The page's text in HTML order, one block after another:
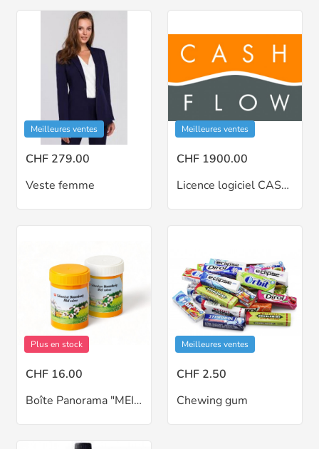
Meilleures ventes
CHF 279.00
Veste femme
Meilleures ventes
CHF 1900.00
Licence logiciel CASHFLOW Caisse, Stocks et Clients
Plus en stock
CHF 16.00
Boîte Panorama "MEIER" blanc 500gr avec étiquette sans couvercle
Meilleures ventes
CHF 2.50
Chewing gum